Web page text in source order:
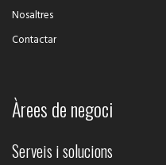
Nosaltres
Contactar
Àrees de negoci
Serveis i solucions